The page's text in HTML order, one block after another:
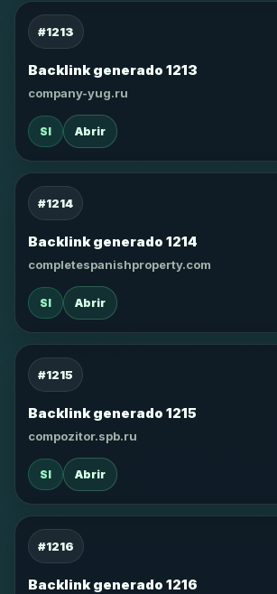
#1213
Backlink generado 1213
company-yug.ru
SI Abrir
#1214
Backlink generado 1214
completespanishproperty.com
SI Abrir
#1215
Backlink generado 1215
compozitor.spb.ru
SI Abrir
#1216
Backlink generado 1216